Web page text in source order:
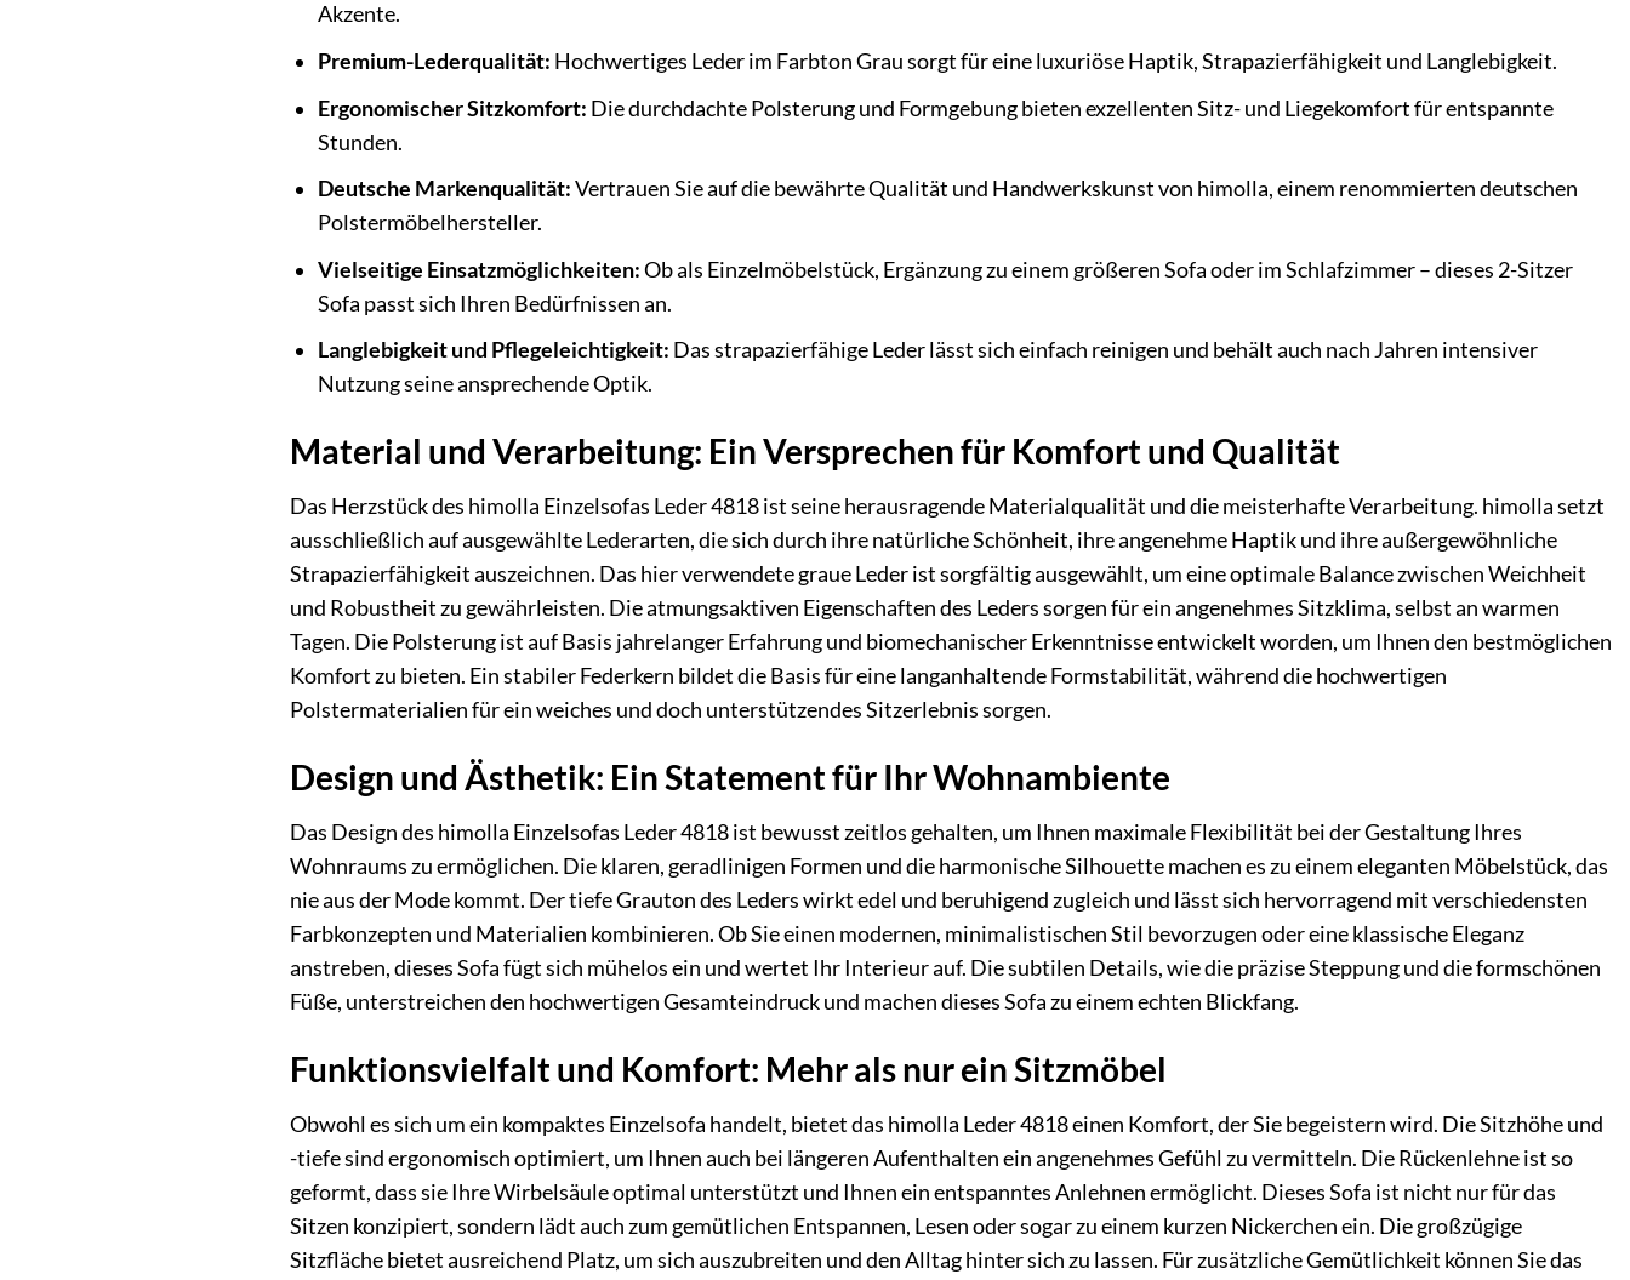
Akzente.
Premium-Lederqualität: Hochwertiges Leder im Farbton Grau sorgt für eine luxuriöse Haptik, Strapazierfähigkeit und Langlebigkeit.
Ergonomischer Sitzkomfort: Die durchdachte Polsterung und Formgebung bieten exzellenten Sitz- und Liegekomfort für entspannte
Stunden.
Deutsche Markenqualität:Vertrauen Sie auf die bewährte Qualität und Handwerkskunst von himolla, einem renommierten deutschen
Polstermöbelhersteller.
Vielseitige Einsatzmöglichkeiten:Ob als Einzelmöbelstück, Ergänzung zu einem größeren Sofa oder im Schlafzimmer – dieses 2-Sitzer
Sofa passt sich Ihren Bedürfnissen an.
Langlebigkeit und Pflegeleichtigkeit: Das strapazierfähige Leder lässt sich einfach reinigen und behält auch nach Jahren intensiver
Nutzung seine ansprechende Optik.
Material und Verarbeitung: Ein Versprechen für Komfort und Qualität
Das Herzstück des himolla Einzelsofas Leder 4818 ist seine herausragende Materialqualität und die meisterhafte Verarbeitung. himolla setzt
ausschließlich auf ausgewählte Lederarten, die sich durch ihre natürliche Schönheit, ihre angenehme Haptik und ihre außergewöhnliche
Strapazierfähigkeit auszeichnen. Das hier verwendete graue Leder ist sorgfältig ausgewählt, um eine optimale Balance zwischen Weichheit
und Robustheit zu gewährleisten. Die atmungsaktiven Eigenschaften des Leders sorgen für ein angenehmes Sitzklima, selbst an warmen
Tagen. Die Polsterung ist auf Basis jahrelanger Erfahrung und biomechanischer Erkenntnisse entwickelt worden, um Ihnen den bestmöglichen
Komfort zu bieten. Ein stabiler Federkern bildet die Basis für eine langanhaltende Formstabilität, während die hochwertigen
Polstermaterialien für ein weiches und doch unterstützendes Sitzerlebnis sorgen.
Design und Ästhetik: Ein Statement für Ihr Wohnambiente
Das Design des himolla Einzelsofas Leder 4818 ist bewusst zeitlos gehalten, um Ihnen maximale Flexibilität bei der Gestaltung Ihres
Wohnraums zu ermöglichen. Die klaren, geradlinigen Formen und die harmonische Silhouette machen es zu einem eleganten Möbelstück, das
nie aus der Mode kommt. Der tiefe Grauton des Leders wirkt edel und beruhigend zugleich und lässt sich hervorragend mit verschiedensten
Farbkonzepten und Materialien kombinieren. Ob Sie einen modernen, minimalistischen Stil bevorzugen oder eine klassische Eleganz
anstreben, dieses Sofa fügt sich mühelos ein und wertet Ihr Interieur auf. Die subtilen Details, wie die präzise Steppung und die formschönen
Füße, unterstreichen den hochwertigen Gesamteindruck und machen dieses Sofa zu einem echten Blickfang.
Funktionsvielfalt und Komfort: Mehr als nur ein Sitzmöbel
Obwohl es sich um ein kompaktes Einzelsofa handelt, bietet das himolla Leder 4818 einen Komfort, der Sie begeistern wird. Die Sitzhöhe und
-tiefe sind ergonomisch optimiert, um Ihnen auch bei längeren Aufenthalten ein angenehmes Gefühl zu vermitteln. Die Rückenlehne ist so
geformt, dass sie Ihre Wirbelsäule optimal unterstützt und Ihnen ein entspanntes Anlehnen ermöglicht. Dieses Sofa ist nicht nur für das
Sitzen konzipiert, sondern lädt auch zum gemütlichen Entspannen, Lesen oder sogar zu einem kurzen Nickerchen ein. Die großzügige
Sitzfläche bietet ausreichend Platz, um sich auszubreiten und den Alltag hinter sich zu lassen. Für zusätzliche Gemütlichkeit können Sie das